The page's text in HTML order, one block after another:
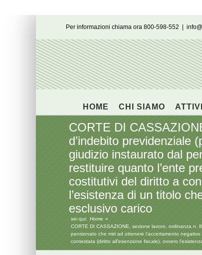
Per informazioni chiama ora 800-598-552
HOME CHI SIAMO
CORTE DI
d’indebito previdenziale
giudizio instaurato dal
restituire quanto l’ente
costitutivi del diritto a
l’esistenza di un titolo
esclusivo carico
sei qui: Home
CORTE DI CASSAZIONE, sezione lavoro, ordinanza
pensionato che miri ad ottenere l’accertamento
contestata (diritto all’esenzione fiscale), ovvero